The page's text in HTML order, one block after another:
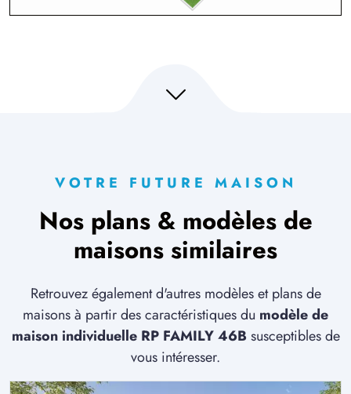
VOTRE FUTURE MAISON
Nos plans & modèles de
maisons similaires
Retrouvez également d'autres modèles et plans de
maisons à partir des caractéristiques du modèle de
maison individuelle RP FAMILY 46Bsusceptibles de
vous intéresser.